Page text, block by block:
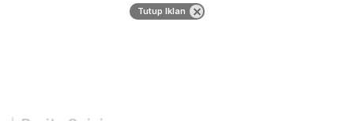
Tutup Iklan